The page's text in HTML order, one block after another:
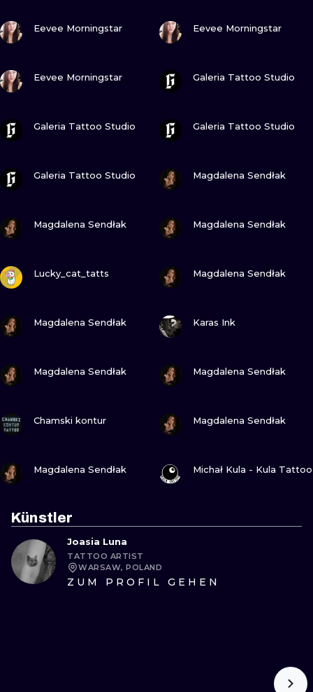
UV
Eevee Morningstar Eevee Morningstar
Eevee Morningstar Galeria Tattoo Studio
Galeria Tattoo Studio Galeria Tattoo Studio
Galeria Tattoo Studio Magdalena Sendłak
Magdalena Sendłak Magdalena Sendłak
Lucky_cat_tatts Magdalena Sendłak
Magdalena Sendłak Karas Ink
Magdalena Sendłak Magdalena Sendłak
Chamski kontur Magdalena Sendłak
Magdalena Sendłak Michał Kula - Kula Tattoo
Künstler
Joasia Luna
TATTOO ARTIST
WARSAW, POLAND
ZUM PROFIL GEHEN